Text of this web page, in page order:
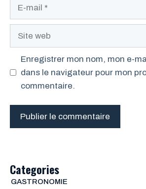
Enregistrer mon nom, mon e-
dans le navigateur pour mon
commentaire.
Categories
GASTRONOMIE